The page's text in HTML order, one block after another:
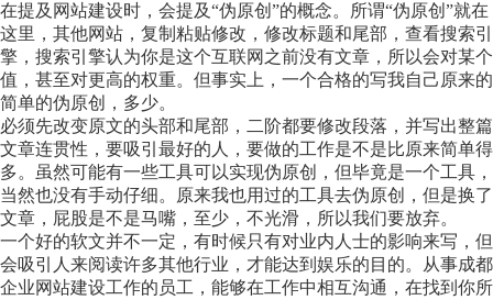
在提及网站建设时，会提及“伪原创”的概念。所谓“伪原创”就在
这里，其他网站，复制粘贴修改，修改标题和尾部，查看搜索引
擎，搜索引擎认为你是这个互联网之前没有文章，所以会对某个
值，甚至对更高的权重。但事实上，一个合格的写我自己原来的
简单的伪原创，多少。
必须先改变原文的头部和尾部，二阶都要修改段落，并写出整篇
文章连贯性，要吸引最好的人，要做的工作是不是比原来简单得
多。虽然可能有一些工具可以实现伪原创，但毕竟是一个工具，
当然也没有手动仔细。原来我也用过的工具去伪原创，但是换了
文章，屁股是不是马嘴，至少，不光滑，所以我们要放弃。
一个好的软文并不一定，有时候只有对业内人士的影响来写，但
会吸引人来阅读许多其他行业，才能达到娱乐的目的。从事成都
企业网站建设工作的员工，能够在工作中相互沟通，在找到你所